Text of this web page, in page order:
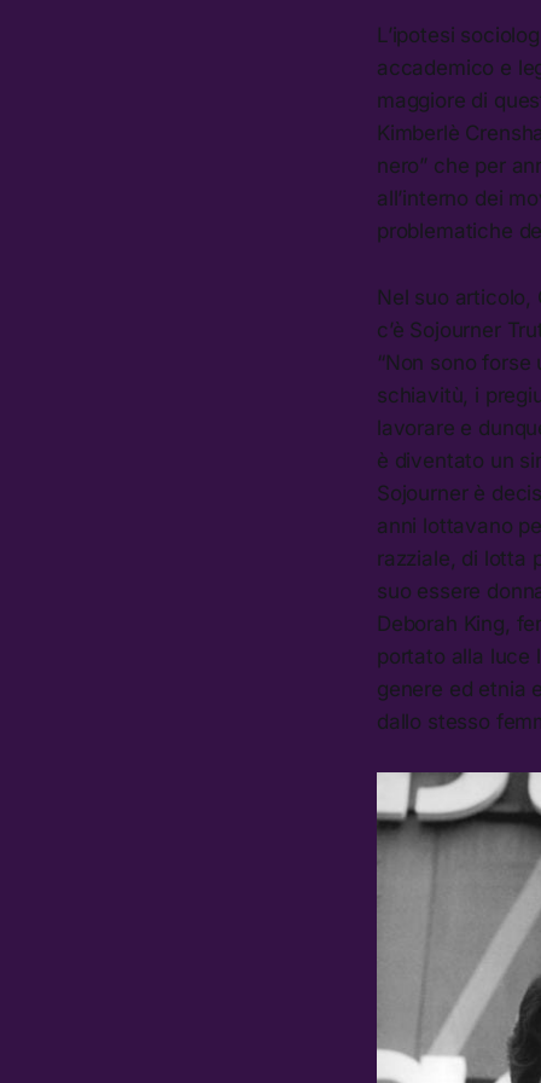
L’ipotesi
accademico e
maggiore di
Kimberlè
nero” che per
all’interno dei
problematiche
Nel suo articolo,
c’è Sojourner
“Non sono
schiavitù, i
lavorare e
è diventato un
Sojourner è
anni lottavano
razziale, di lotta
suo essere
Deborah King,
portato alla luce
genere ed etnia
dallo stesso